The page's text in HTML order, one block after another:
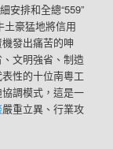
安排和全總“559”
土豪猛地將信用
發出痛苦的呻
文明強省、制造
性的十位南粵工
調模式，這是一
嚴重立異、行業攻